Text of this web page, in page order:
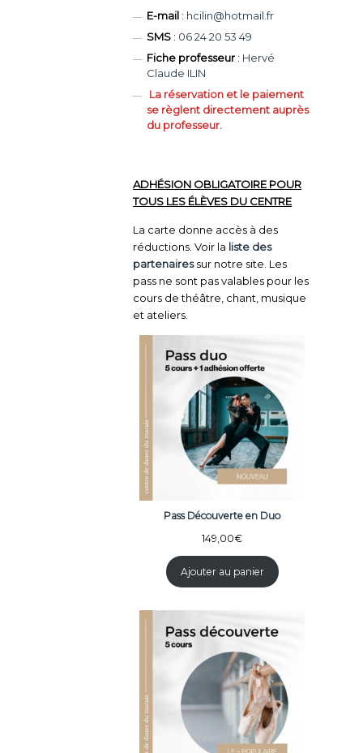
E-mail: hcilin@hotmail.fr
SMS: 06 24 20 53 49
Fiche professeur : Hervé
Claude ILIN
La réservation et le paiement
se règlent directement auprès
du professeur.
ADHÉSION OBLIGATOIRE POUR
TOUS LES ÉLÈVES DU CENTRE
La carte donne accès à des
réductions. Voir la liste des
partenairessur notre site. Les
pass ne sont pas valables pour les
cours de théâtre, chant, musique
et ateliers.
Pass Découverte en Duo
149,00€
Ajouter au panier